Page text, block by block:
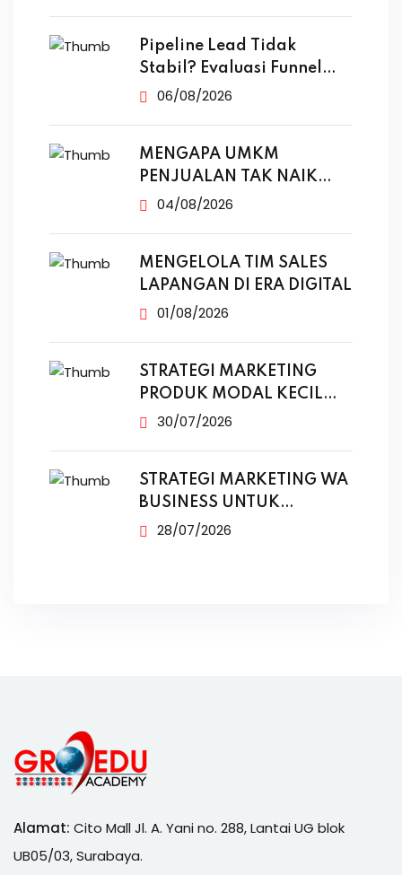
Pipeline Lead Tidak
Stabil? Evaluasi Funnel
Marketing
06/08/2026
MENGAPA UMKM
PENJUALAN TAK NAIK
MESKI SUDAH
04/08/2026
MENGELOLA TIM SALES
LAPANGAN DI ERA DIGITAL
01/08/2026
STRATEGI MARKETING
PRODUK MODAL KECIL
TANPA IKLAN
30/07/2026
STRATEGI MARKETING WA
BUSINESS UNTUK
PENJUALAN
28/07/2026
Alamat: Cito Mall Jl. A. Yani no. 288, Lantai UG blok
UB05/03, Surabaya.